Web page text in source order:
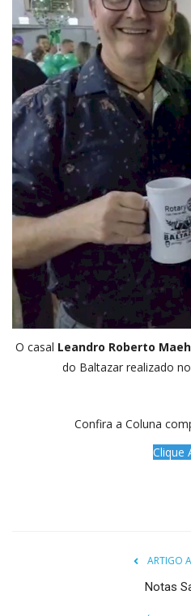
O casal Leandro Roberto
do Baltazar realizado
Confira a Coluna
Clique
ARTIGO
Notas